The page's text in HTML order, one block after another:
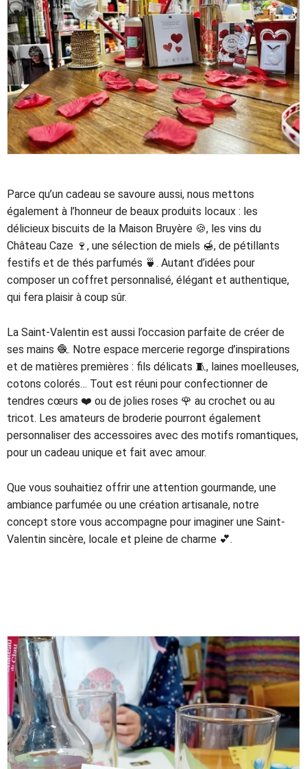
Parce qu’un cadeau se savoure aussi, nous mettons
également à l’honneur de beaux produits locaux : les
délicieux biscuits de la Maison Bruyère 🍪, les vins du
Château Caze 🍷, une sélection de miels 🍯, de pétillants
festifs et de thés parfumés 🍵. Autant d’idées pour
composer un coffret personnalisé, élégant et authentique,
qui fera plaisir à coup sûr.
La Saint-Valentin est aussi l’occasion parfaite de créer de
ses mains 🧶. Notre espace mercerie regorge d’inspirations
et de matières premières : fils délicats 🧵, laines moelleuses,
cotons colorés… Tout est réuni pour confectionner de
tendres cœurs ❤️ ou de jolies roses 🌹 au crochet ou au
tricot. Les amateurs de broderie pourront également
personnaliser des accessoires avec des motifs romantiques,
pour un cadeau unique et fait avec amour.
Que vous souhaitiez offrir une attention gourmande, une
ambiance parfumée ou une création artisanale, notre
concept store vous accompagne pour imaginer une Saint-
Valentin sincère, locale et pleine de charme 💕.